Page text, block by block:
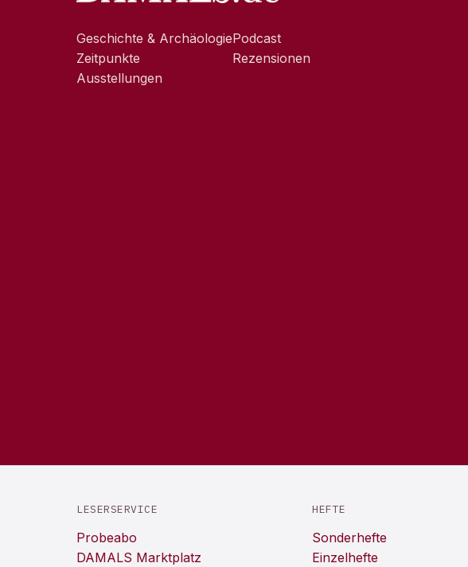
Geschichte & Archäologie
Zeitpunkte
Ausstellungen
Podcast
Rezensionen
LESERSERVICE
Probeabo
DAMALS Marktplatz
HEFTE
Sonderhefte
Einzelhefte